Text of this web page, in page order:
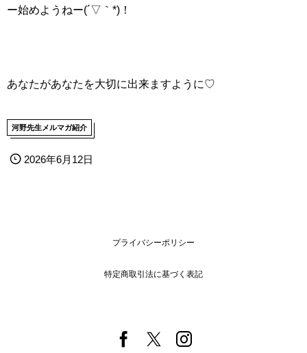
ー始めようねー(´▽｀*)！
あなたがあなたを大切に出来ますように♡
河野先生メルマガ紹介
2026年6月12日
プライバシーポリシー
特定商取引法に基づく表記